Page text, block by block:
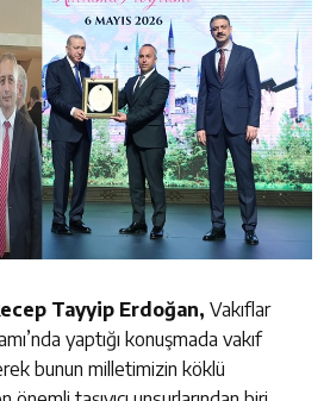
Tayyip Erdoğan, Vakıflar
yaptığı konuşmada vakıf
bunun milletimizin köklü